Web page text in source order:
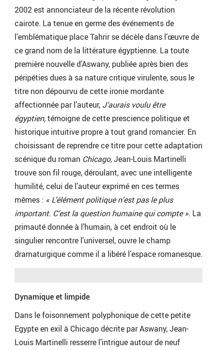
2002 est annonciateur de la récente révolution
cairote. La tenue en germe des événements de
l’emblématique place Tahrir se décèle dans l’œuvre de
ce grand nom de la littérature égyptienne. La toute
première nouvelle d’Aswany, publiée après bien des
péripéties dues à sa nature critique virulente, sous le
titre non dépourvu de cette ironie mordante
affectionnée par l’auteur, J’aurais voulu être
égyptien,témoigne de cette prescience politique et
historique intuitive propre à tout grand romancier. En
choisissant de reprendre ce titre pour cette adaptation
scénique du roman Chicago,Jean-Louis Martinelli
trouve son fil rouge, déroulant, avec une intelligente
humilité, celui de l’auteur exprimé en ces termes
mêmes : « L’élément politique n’est pas le plus
important. C’est la question humaine qui compte ». La
primauté donnée à l’humain, à cet endroit où le
singulier rencontre l’universel, ouvre le champ
dramaturgique comme il a libéré l’espace romanesque.
Dynamique et limpide
Dans le foisonnement polyphonique de cette petite
Egypte en exil à Chicago décrite par Aswany, Jean-
Louis Martinelli resserre l’intrigue autour de neuf